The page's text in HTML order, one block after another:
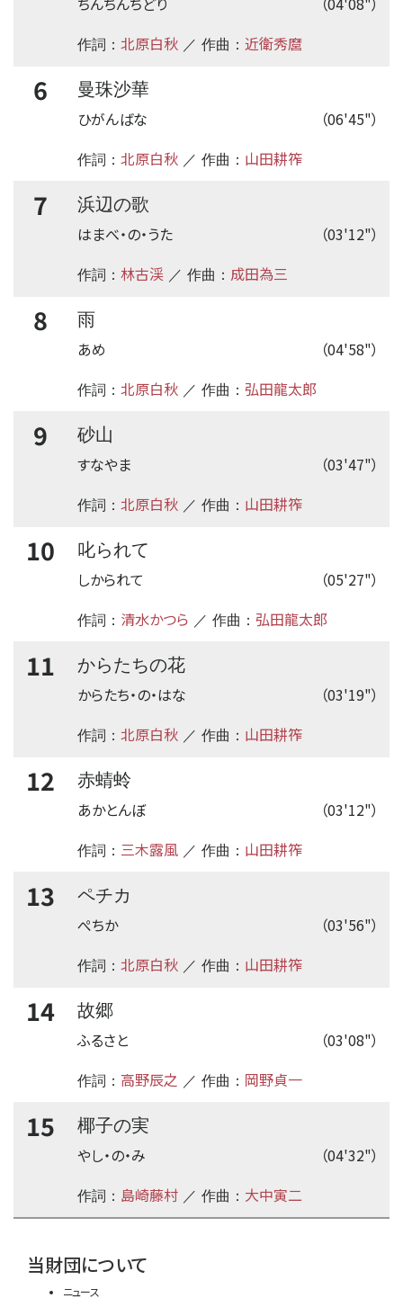
作詞： 北原白秋 ／ 作曲： 近衛秀麿
6
曼珠沙華
（06'45"）
ひがんばな
作詞： 北原白秋 ／ 作曲： 山田耕筰
7
浜辺の歌
（03'12"）
はまべ・の・うた
作詞： 林古渓 ／ 作曲： 成田為三
8
雨
（04'58"）
あめ
作詞： 北原白秋 ／ 作曲： 弘田龍太郎
9
砂山
（03'47"）
すなやま
作詞： 北原白秋 ／ 作曲： 山田耕筰
10
叱られて
（05'27"）
しかられて
作詞： 清水かつら ／ 作曲： 弘田龍太郎
11
からたちの花
（03'19"）
からたち・の・はな
作詞： 北原白秋 ／ 作曲： 山田耕筰
12
赤蜻蛉
（03'12"）
あかとんぼ
作詞： 三木露風 ／ 作曲： 山田耕筰
13
ペチカ
（03'56"）
ぺちか
作詞： 北原白秋 ／ 作曲： 山田耕筰
14
故郷
（03'08"）
ふるさと
作詞： 高野辰之 ／ 作曲： 岡野貞一
15
椰子の実
（04'32"）
やし・の・み
作詞： 島崎藤村 ／ 作曲： 大中寅二
当財団について
ニュース